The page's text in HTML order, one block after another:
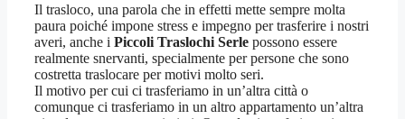
Il trasloco, una parola che in effetti mette sempre molta
paura poiché impone stress e impegno per trasferire i nostri
averi, anche i Piccoli Traslochi Serle possono essere
realmente snervanti, specialmente per persone che sono
costretta traslocare per motivi molto seri.
Il motivo per cui ci trasferiamo in un’altra città o
comunque ci trasferiamo in un altro appartamento un’altra